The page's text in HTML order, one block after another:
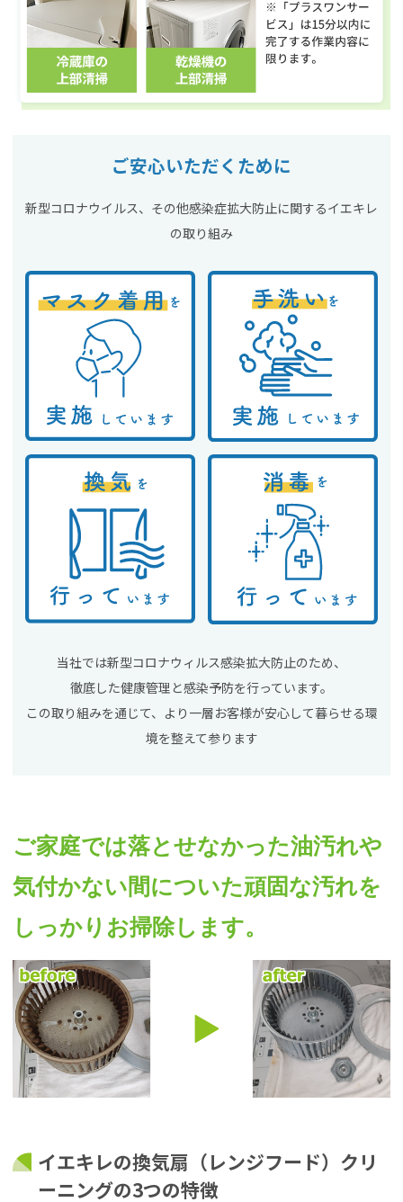
ご安心いただくために
新型コロナウイルス、その他感染症拡大防止に関するイエキレ
の取り組み
当社では新型コロナウィルス感染拡大防止のため、
徹底した健康管理と感染予防を行っています。
この取り組みを通じて、より一層お客様が安心して暮らせる環
境を整えて参ります
ご家庭では落とせなかった油汚れや
気付かない間についた頑固な汚れを
しっかりお掃除します。
イエキレの換気扇（レンジフード）クリ
ーニングの3つの特徴